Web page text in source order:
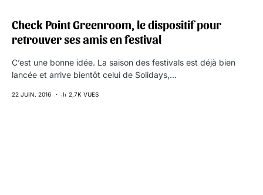
Check Point Greenroom, le dispositif pour
retrouver ses amis en festival
C’est une bonne idée. La saison des festivals est déjà bien
lancée et arrive bientôt celui de Solidays,…
22 JUIN. 2016 2,7K VUES